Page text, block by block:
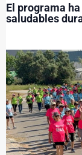
El programa
saludables